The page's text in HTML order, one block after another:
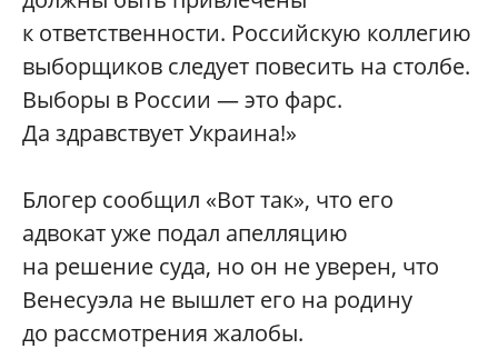
к ответственности. Российскую коллегию
выборщиков следует повесить на столбе.
Выборы в России — это фарс.
Да здравствует Украина!»
Блогер сообщил «Вот так», что его
адвокат уже подал апелляцию
на решение суда, но он не уверен, что
Венесуэла не вышлет его на родину
до рассмотрения жалобы.